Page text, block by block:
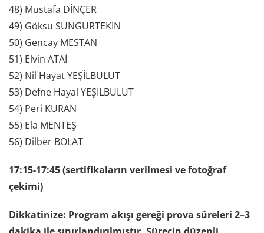
48) Mustafa DİNÇER
49) Göksu SUNGURTEKİN
50) Gencay MESTAN
51) Elvin ATAİ
52) Nil Hayat YEŞİLBULUT
53) Defne Hayal YEŞİLBULUT
54) Peri KURAN
55) Ela MENTEŞ
56) Dilber BOLAT
17:15-17:45 (sertifikaların verilmesi ve fotoğraf
çekimi)
Dikkatinize: Program akışı gereği prova süreleri 2–3